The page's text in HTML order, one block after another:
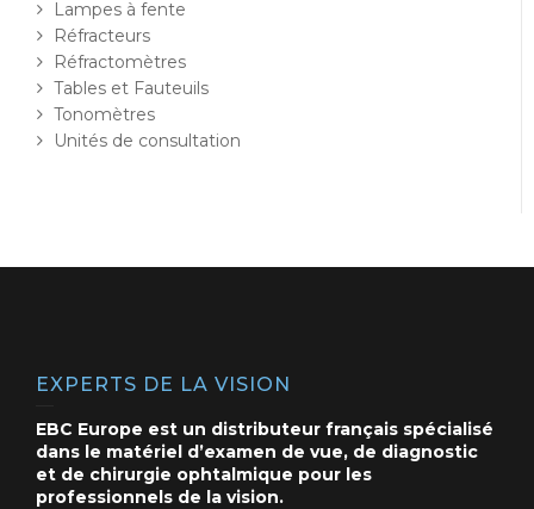
Lampes à fente
Réfracteurs
Réfractomètres
Tables et Fauteuils
Tonomètres
Unités de consultation
EXPERTS DE LA VISION
EBC Europe est un distributeur français spécialisé
dans le matériel d’examen de vue, de diagnostic
et de chirurgie ophtalmique pour les
professionnels de la vision.